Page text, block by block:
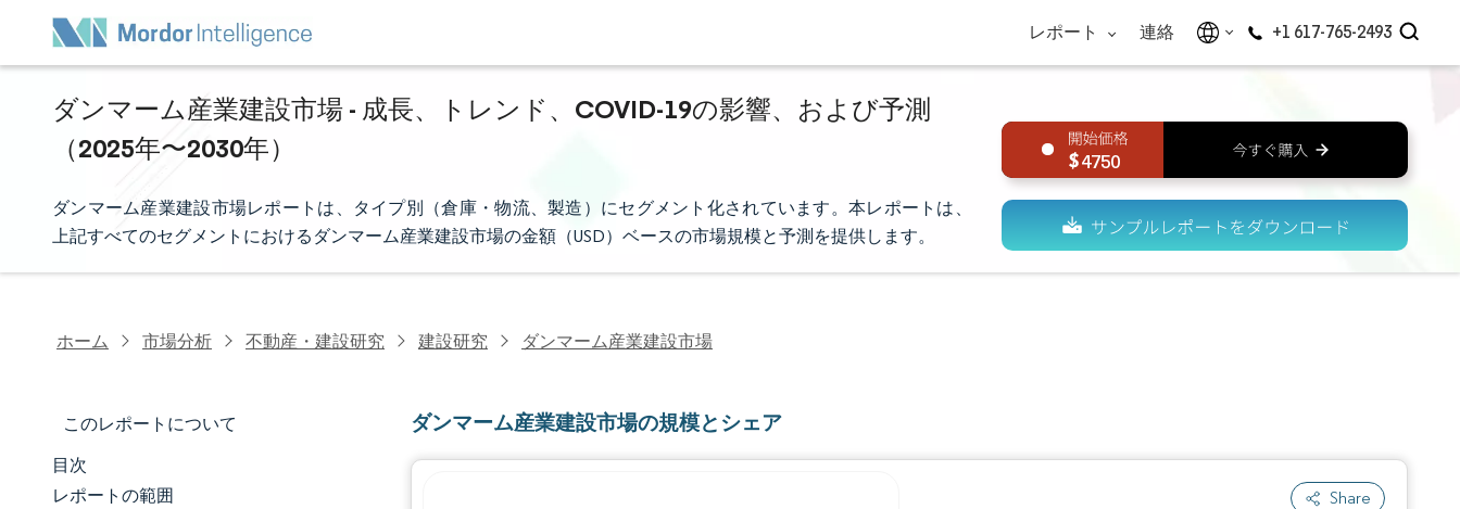
レポート 連絡 +1 617-765-2493
ダンマーム産業建設市場 - 成長、トレンド、COVID-19の影響、および予測
（2025年〜2030年）
ダンマーム産業建設市場レポートは、タイプ別（倉庫・物流、製造）にセグメント化されています。本レポートは、
上記すべてのセグメントにおけるダンマーム産業建設市場の金額（USD）ベースの市場規模と予測を提供します。
4750
ホーム 市場分析 不動産・建設研究 建設研究 ダンマーム産業建設市場
このレポートについて
マーケットスナップショット
目次
レポートの範囲
ダンマーム産業建設市場の規模とシェア
Share